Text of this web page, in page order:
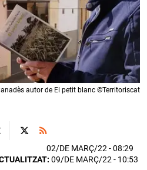
autor de El petit blanc ©Territoriscat
02/DE MARÇ/22 - 08:29
09/DE MARÇ/22 - 10:53